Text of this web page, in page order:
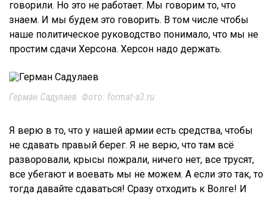
говорили. Но это не работает. Мы говорим то, что
знаем. И мы будем это говорить. В том числе чтобы
наше политическое руководство понимало, что мы не
простим сдачи Херсона. Херсон надо держать.
Герман Садулаев. Фото: format-a3.ru
Я верю в то, что у нашей армии есть средства, чтобы
не сдавать правый берег. Я не верю, что там всё
разворовали, крысы пожрали, ничего нет, все трусят,
все убегают и воевать мы не можем. А если это так, то
тогда давайте сдаваться! Сразу отходить к Волге! И